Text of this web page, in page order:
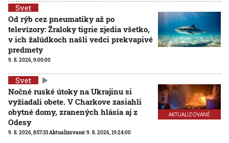
Svet
Od rýb cez pneumatiky až po
televízory: Žraloky tigrie zjedia všetko,
v ich žalúdkoch našli vedci prekvapivé
predmety
9. 8. 2026, 9:00:00
AKTUALIZOVANÉ
Svet
Nočné ruské útoky na Ukrajinu si
vyžiadali obete. V Charkove zasiahli
obytné domy, zranených hlásia aj z
Odesy
9. 8. 2026, 8:57:33Aktualizované:9. 8. 2026, 19:24:00